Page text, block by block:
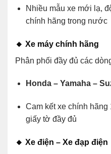
Nhiều mẫu xe mới lạ,
chính hãng trong nước
🔸 Xe máy chính hãng
Phân phối đầy đủ các
Honda – Yamaha –
Cam kết xe chính hãng
giấy tờ đầy đủ
🔸 Xe điện – Xe đạp điện